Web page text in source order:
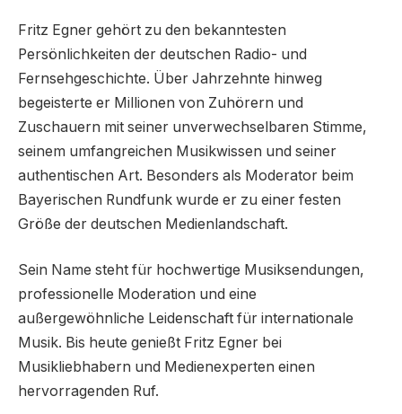
Fritz Egner gehört zu den bekanntesten
Persönlichkeiten der deutschen Radio- und
Fernsehgeschichte. Über Jahrzehnte hinweg
begeisterte er Millionen von Zuhörern und
Zuschauern mit seiner unverwechselbaren Stimme,
seinem umfangreichen Musikwissen und seiner
authentischen Art. Besonders als Moderator beim
Bayerischen Rundfunk wurde er zu einer festen
Größe der deutschen Medienlandschaft.
Sein Name steht für hochwertige Musiksendungen,
professionelle Moderation und eine
außergewöhnliche Leidenschaft für internationale
Musik. Bis heute genießt Fritz Egner bei
Musikliebhabern und Medienexperten einen
hervorragenden Ruf.